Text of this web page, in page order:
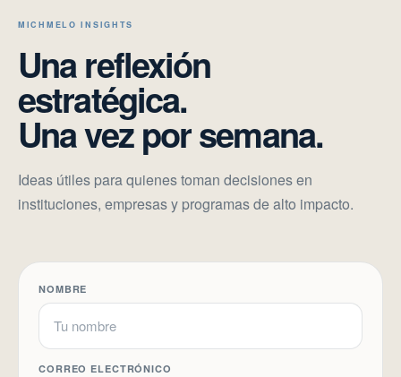
MICHMELO INSIGHTS
Una reflexión
estratégica.
Una vez por semana.
Ideas útiles para quienes toman decisiones en
instituciones, empresas y programas de alto impacto.
NOMBRE
CORREO ELECTRÓNICO